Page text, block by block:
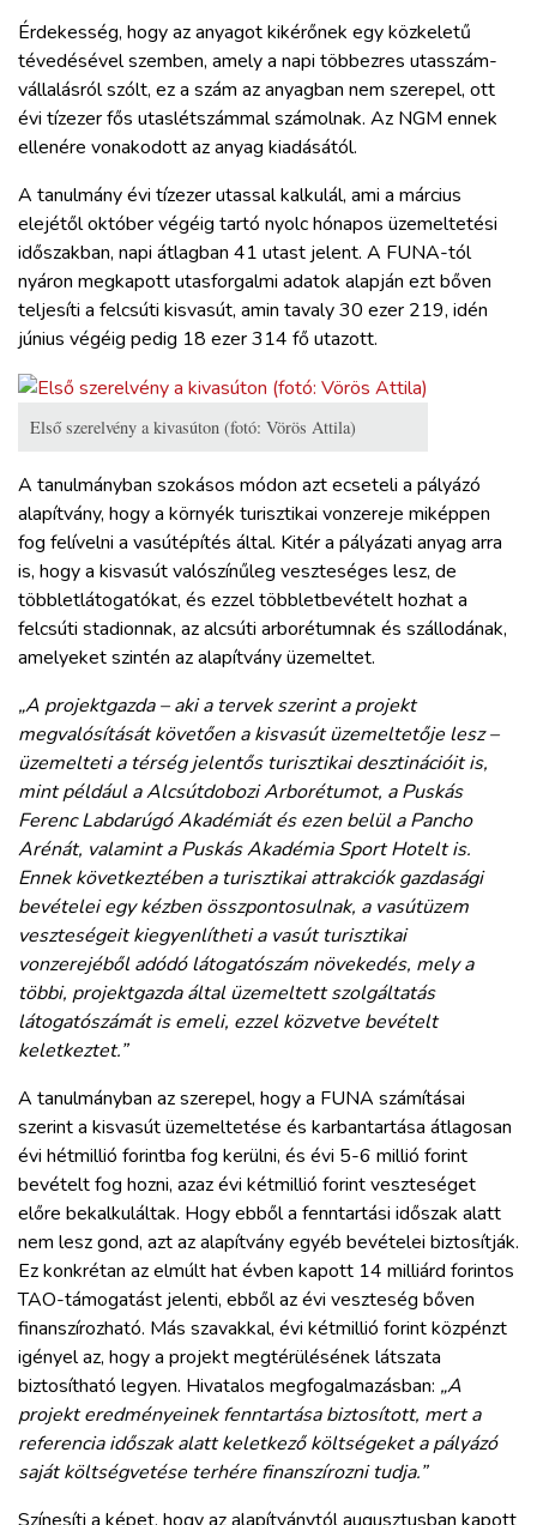
Érdekesség, hogy az anyagot kikérőnek egy közkeletű
tévedésével szemben, amely a napi többezres utasszám-
vállalásról szólt, ez a szám az anyagban nem szerepel, ott
évi tízezer fős utaslétszámmal számolnak. Az NGM ennek
ellenére vonakodott az anyag kiadásától.
A tanulmány évi tízezer utassal kalkulál, ami a március
elejétől október végéig tartó nyolc hónapos üzemeltetési
időszakban, napi átlagban 41 utast jelent. A FUNA-tól
nyáron megkapott utasforgalmi adatok alapján ezt bőven
teljesíti a felcsúti kisvasút, amin tavaly 30 ezer 219, idén
június végéig pedig 18 ezer 314 fő utazott.
Első szerelvény a kivasúton (fotó: Vörös Attila)
A tanulmányban szokásos módon azt ecseteli a pályázó
alapítvány, hogy a környék turisztikai vonzereje miképpen
fog felívelni a vasútépítés által. Kitér a pályázati anyag arra
is, hogy a kisvasút valószínűleg veszteséges lesz, de
többletlátogatókat, és ezzel többletbevételt hozhat a
felcsúti stadionnak, az alcsúti arborétumnak és szállodának,
amelyeket szintén az alapítvány üzemeltet.
„A projektgazda – aki a tervek szerint a projekt
megvalósítását követően a kisvasút üzemeltetője lesz –
üzemelteti a térség jelentős turisztikai desztinációit is,
mint például a Alcsútdobozi Arborétumot, a Puskás
Ferenc Labdarúgó Akadémiát és ezen belül a Pancho
Arénát, valamint a Puskás Akadémia Sport Hotelt is.
Ennek következtében a turisztikai attrakciók gazdasági
bevételei egy kézben összpontosulnak, a vasútüzem
veszteségeit kiegyenlítheti a vasút turisztikai
vonzerejéből adódó látogatószám növekedés, mely a
többi, projektgazda által üzemeltett szolgáltatás
látogatószámát is emeli, ezzel közvetve bevételt
keletkeztet.”
A tanulmányban az szerepel, hogy a FUNA számításai
szerint a kisvasút üzemeltetése és karbantartása átlagosan
évi hétmillió forintba fog kerülni, és évi 5-6 millió forint
bevételt fog hozni, azaz évi kétmillió forint veszteséget
előre bekalkuláltak. Hogy ebből a fenntartási időszak alatt
nem lesz gond, azt az alapítvány egyéb bevételei biztosítják.
Ez konkrétan az elmúlt hat évben kapott 14 milliárd forintos
TAO-támogatást jelenti, ebből az évi veszteség bőven
finanszírozható. Más szavakkal, évi kétmillió forint közpénzt
igényel az, hogy a projekt megtérülésének látszata
biztosítható legyen. Hivatalos megfogalmazásban: „A
projekt eredményeinek fenntartása biztosított, mert a
referencia időszak alatt keletkező költségeket a pályázó
saját költségvetése terhére finanszírozni tudja.”